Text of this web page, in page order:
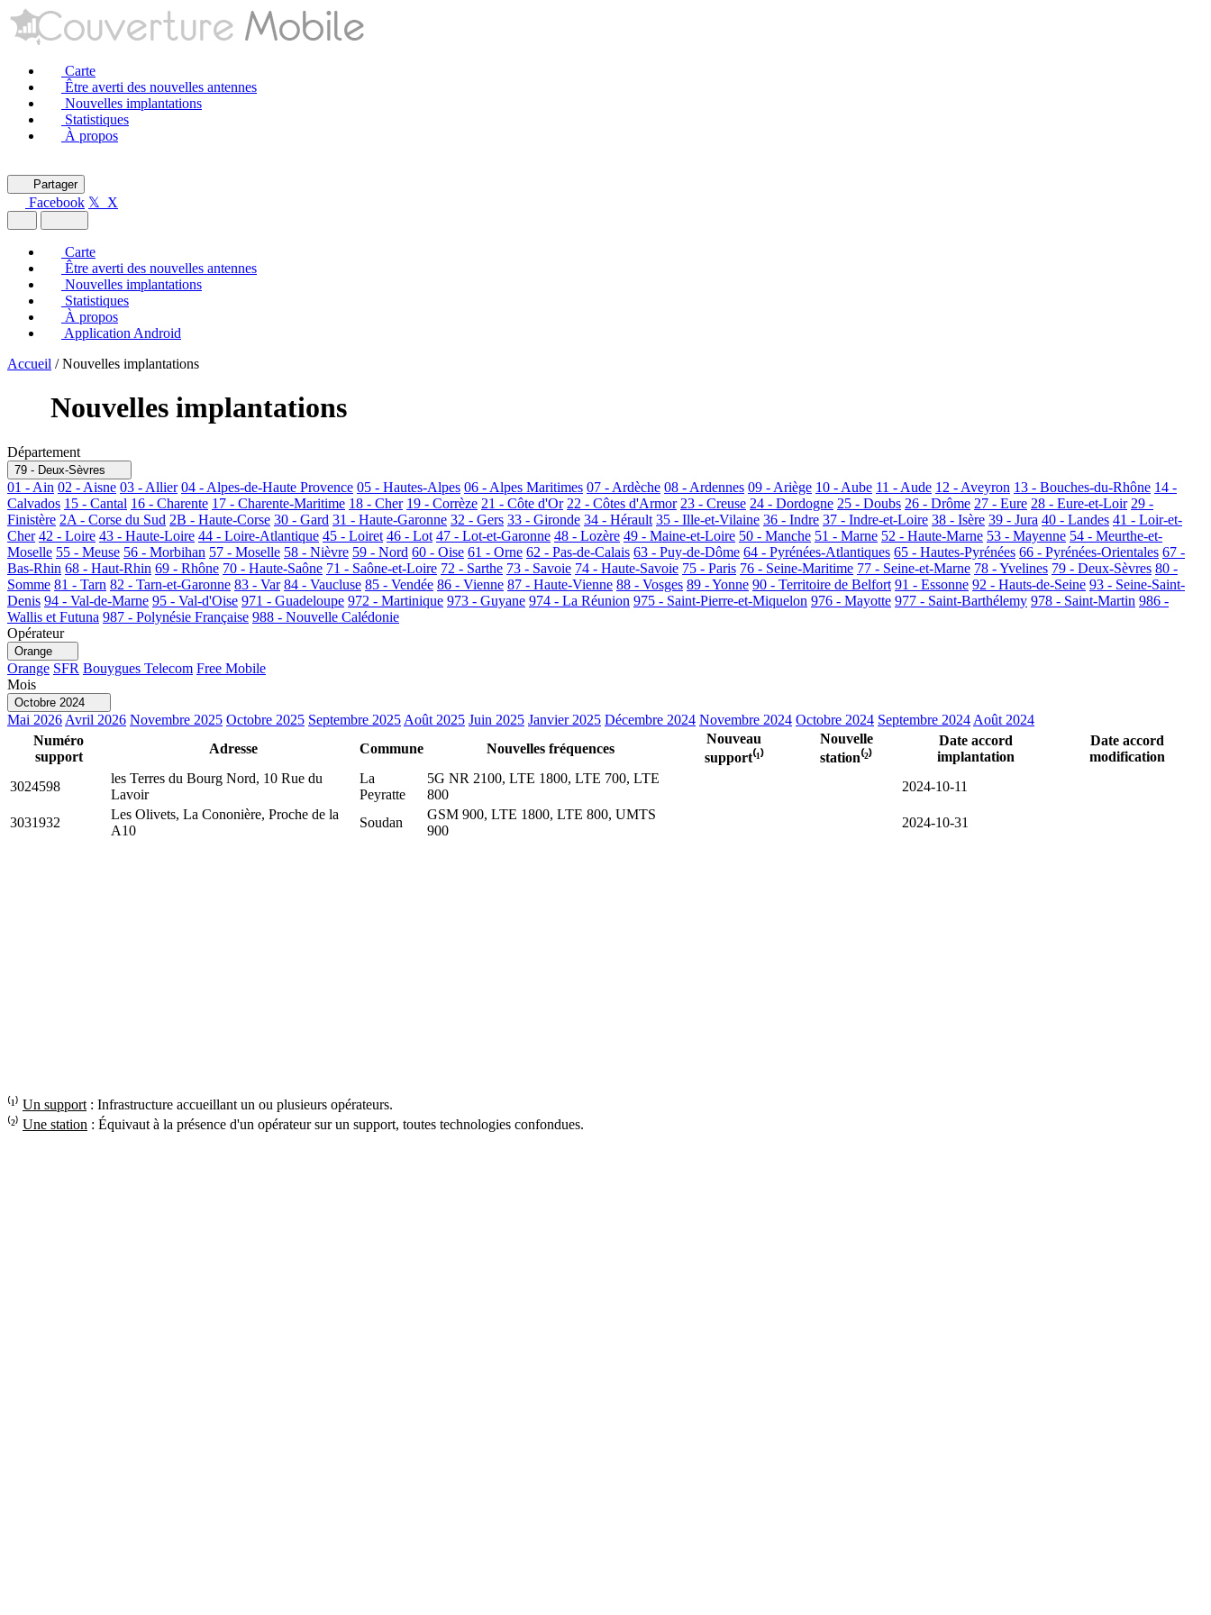
Carte
Être averti des nouvelles antennes
Nouvelles implantations
Statistiques
À propos
Partager
Facebook 𝕏 X
Carte
Être averti des nouvelles antennes
Nouvelles implantations
Statistiques
À propos
Application Android
Accueil / Nouvelles implantations
Nouvelles implantations
Département
79 - Deux-Sèvres
01 - Ain 02 - Aisne 03 - Allier 04 - Alpes-de-Haute Provence 05 - Hautes-Alpes 06 - Alpes Maritimes 07 - Ardèche 08 - Ardennes 09 - Ariège 10 - Aube 11 - Aude 12 - Aveyron 13 - Bouches-du-Rhône 14 -
Calvados 15 - Cantal 16 - Charente 17 - Charente-Maritime 18 - Cher 19 - Corrèze 21 - Côte d'Or 22 - Côtes d'Armor 23 - Creuse 24 - Dordogne 25 - Doubs 26 - Drôme 27 - Eure 28 - Eure-et-Loir 29 -
Finistère 2A - Corse du Sud 2B - Haute-Corse 30 - Gard 31 - Haute-Garonne 32 - Gers 33 - Gironde 34 - Hérault 35 - Ille-et-Vilaine 36 - Indre 37 - Indre-et-Loire 38 - Isère 39 - Jura 40 - Landes 41 - Loir-et-
Cher 42 - Loire 43 - Haute-Loire 44 - Loire-Atlantique 45 - Loiret 46 - Lot 47 - Lot-et-Garonne 48 - Lozère 49 - Maine-et-Loire 50 - Manche 51 - Marne 52 - Haute-Marne 53 - Mayenne 54 - Meurthe-et-
Moselle 55 - Meuse 56 - Morbihan 57 - Moselle 58 - Nièvre 59 - Nord 60 - Oise 61 - Orne 62 - Pas-de-Calais 63 - Puy-de-Dôme 64 - Pyrénées-Atlantiques 65 - Hautes-Pyrénées 66 - Pyrénées-Orientales 67 -
Bas-Rhin 68 - Haut-Rhin 69 - Rhône 70 - Haute-Saône 71 - Saône-et-Loire 72 - Sarthe 73 - Savoie 74 - Haute-Savoie 75 - Paris 76 - Seine-Maritime 77 - Seine-et-Marne 78 - Yvelines 79 - Deux-Sèvres 80 -
Somme 81 - Tarn 82 - Tarn-et-Garonne 83 - Var 84 - Vaucluse 85 - Vendée 86 - Vienne 87 - Haute-Vienne 88 - Vosges 89 - Yonne 90 - Territoire de Belfort 91 - Essonne 92 - Hauts-de-Seine 93 - Seine-Saint-
Denis 94 - Val-de-Marne 95 - Val-d'Oise 971 - Guadeloupe 972 - Martinique 973 - Guyane 974 - La Réunion 975 - Saint-Pierre-et-Miquelon 976 - Mayotte 977 - Saint-Barthélemy 978 - Saint-Martin 986 -
Wallis et Futuna 987 - Polynésie Française 988 - Nouvelle Calédonie
Opérateur
Orange
Orange SFR Bouygues Telecom Free Mobile
Mois
Octobre 2024
Mai 2026 Avril 2026 Novembre 2025 Octobre 2025 Septembre 2025 Août 2025 Juin 2025 Janvier 2025 Décembre 2024 Novembre 2024 Octobre 2024 Septembre 2024 Août 2024
Numéro
support
Adresse Commune Nouvelles fréquences
Nouveau
support⁽¹⁾
Nouvelle
station⁽²⁾
Date accord
implantation
Date accord
modification
3024598
les Terres du Bourg Nord, 10 Rue du
Lavoir
La
Peyratte
5G NR 2100, LTE 1800, LTE 700, LTE
800
2024-10-11
3031932
Les Olivets, La Cononière, Proche de la
A10
Soudan
GSM 900, LTE 1800, LTE 800, UMTS
900
2024-10-31
⁽¹⁾ Un support : Infrastructure accueillant un ou plusieurs opérateurs.
⁽²⁾ Une station : Équivaut à la présence d'un opérateur sur un support, toutes technologies confondues.